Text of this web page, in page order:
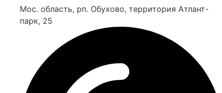
Мос. область, рп. Обухово, территория Атлант-
парк, 25